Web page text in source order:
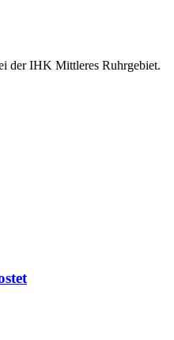
der IHK Mittleres Ruhrgebiet.